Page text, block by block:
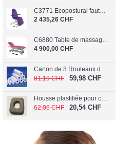
C3771 Ecopostural fauteuil beauty
2 435,26 CHF
C6880 Table de massage électrique en 2 plans Ecopostural
4 900,00 CHF
Carton de 8 Rouleaux de papier Extra Doux 60 cm (Largeur 60 cm)
81,19 CHF
59,98 CHF
Housse plastifiée pour coussin de visage C-040/PL
62,06 CHF
20,54 CHF